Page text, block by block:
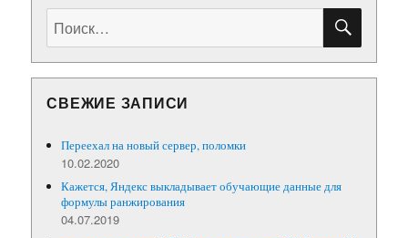
СВЕЖИЕ ЗАПИСИ
Переехал на новый сервер, поломки
10.02.2020
Кажется, Яндекс выкладывает обучающие данные для
формулы ранжирования
04.07.2019